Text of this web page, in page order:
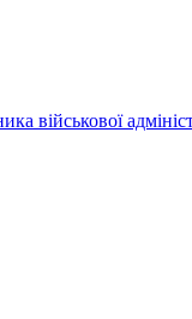
військової